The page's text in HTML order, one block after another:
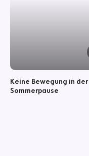
Keine Bewegung in der
Sommerpause